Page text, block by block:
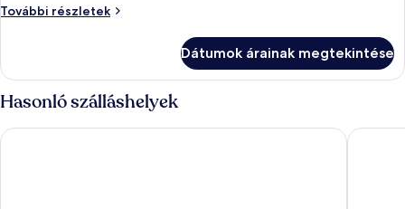
További részletek
Szoba
Dátumok árainak megtekintése
Hasonló szálláshelyek
El Avenida Palace Hotel Hotel